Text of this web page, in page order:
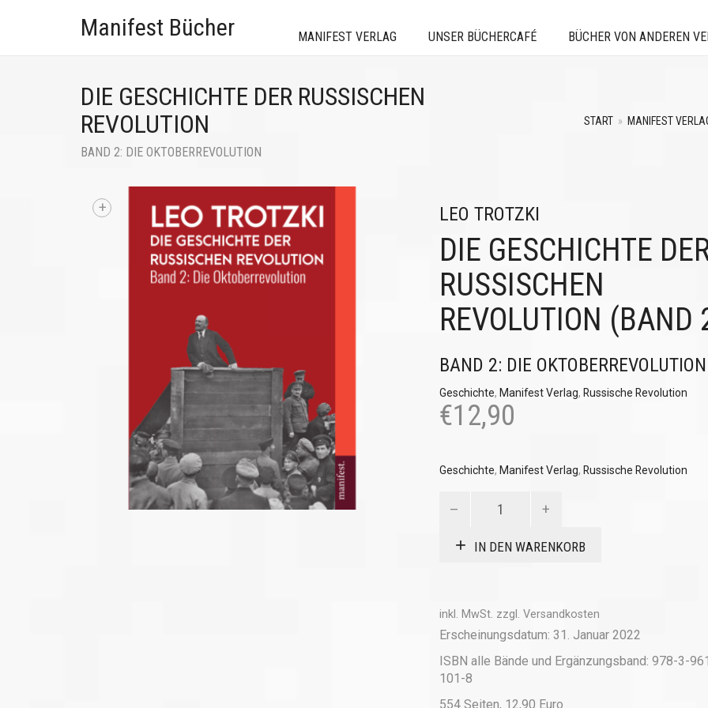
Manifest Bücher MANIFEST VERLAG UNSER BÜCHERCAFÉ BÜCHER VON ANDEREN
DIE GESCHICHTE DER RUSSISCHEN
REVOLUTION
BAND 2: DIE OKTOBERREVOLUTION
START » MANIFEST
+ LEO TROTZKI
DIE GESCHICHTE
RUSSISCHEN
REVOLUTION (BAND
BAND 2: DIE OKTOBERREVOLUTION
Geschichte, Manifest Verlag, Russische Revolution
€12,90
Geschichte, Manifest Verlag, Russische Revolution
Russischen
Menge
IN DEN WARENKORB
inkl. MwSt. zzgl. Versandkosten
Erscheinungsdatum: 31. Januar 2022
ISBN alle Bände und Ergänzungsband: 978-3-
101-8
554 Seiten, 12,90 Euro